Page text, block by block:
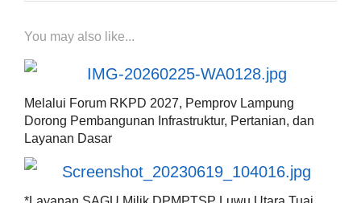
You may also like...
Melalui Forum RKPD 2027, Pemprov Lampung
Dorong Pembangunan Infrastruktur, Pertanian, dan
Layanan Dasar